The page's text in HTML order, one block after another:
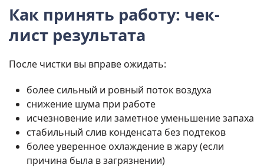
Как принять работу: чек-
лист результата
После чистки вы вправе ожидать:
более сильный и ровный поток воздуха
снижение шума при работе
исчезновение или заметное уменьшение запаха
стабильный слив конденсата без подтеков
более уверенное охлаждение в жару (если
причина была в загрязнении)